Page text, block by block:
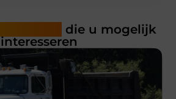
die u mogelijk
interesseren